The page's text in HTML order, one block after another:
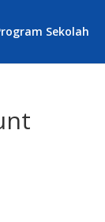
Sekolah